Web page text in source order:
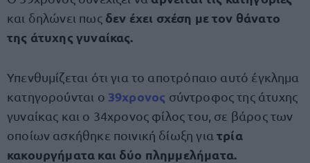
και δηλώνει πωςδεν έχει σχέση με τον θάνατο
της άτυχης γυναίκας.
Υπενθυμίζεται ότι για το αποτρόπαιο αυτό έγκλημα
κατηγορούνται ο 39χρονος σύντροφος της άτυχης
γυναίκας και ο 34χρονος φίλος του, σε βάρος των
οποίων ασκήθηκε ποινική δίωξη γιατρία
κακουργήματα και δύο πλημμελήματα.